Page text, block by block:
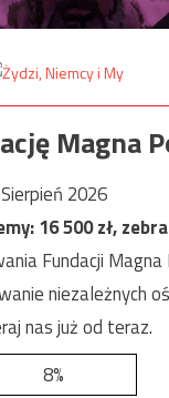
Magna
Sierpień 2026
16 500zł,
Fundacji Magna
niezależnych
nas już od teraz.
8%